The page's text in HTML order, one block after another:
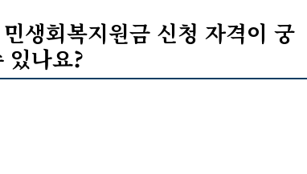
생회복지원금 신청 자격이 궁
있나요?